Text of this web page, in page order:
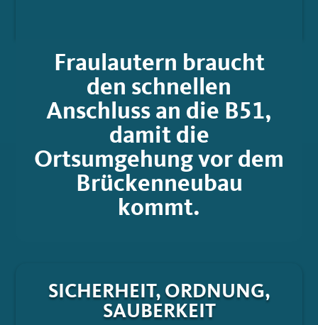
Fraulautern braucht
den schnellen
Anschluss an die B51,
damit die
Ortsumgehung vor dem
Brückenneubau
kommt.
SICHERHEIT, ORDNUNG,
SAUBERKEIT